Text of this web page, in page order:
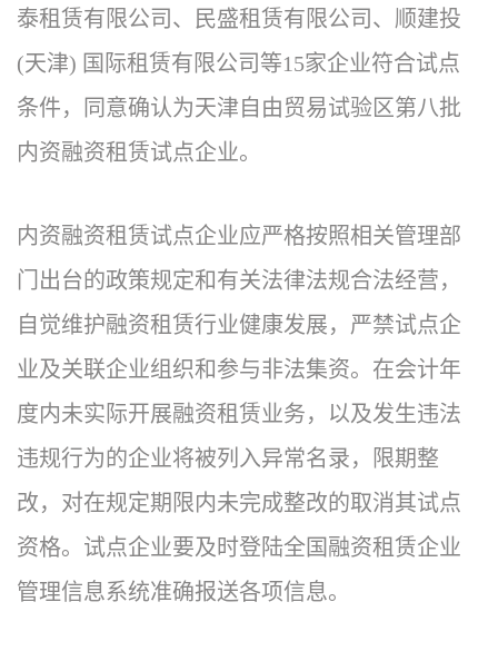
泰租赁有限公司、民盛租赁有限公司、顺建投
(天津) 国际租赁有限公司等15家企业符合试点
条件，同意确认为天津自由贸易试验区第八批
内资融资租赁试点企业。
内资融资租赁试点企业应严格按照相关管理部
门出台的政策规定和有关法律法规合法经营，
自觉维护融资租赁行业健康发展，严禁试点企
业及关联企业组织和参与非法集资。在会计年
度内未实际开展融资租赁业务，以及发生违法
违规行为的企业将被列入异常名录，限期整
改，对在规定期限内未完成整改的取消其试点
资格。试点企业要及时登陆全国融资租赁企业
管理信息系统准确报送各项信息。